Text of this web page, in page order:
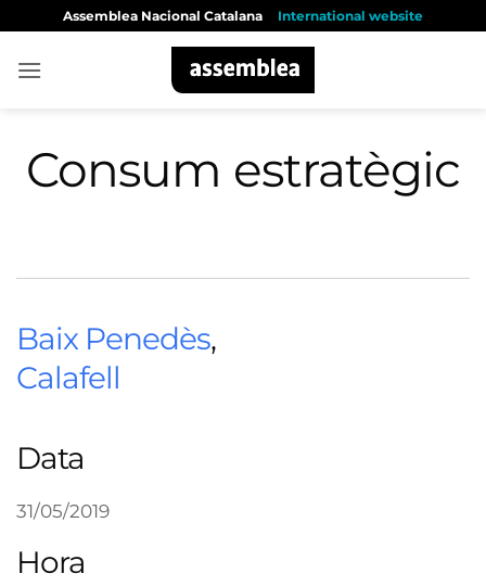
content
Assemblea Nacional Catalana International website
Consum estratègic
Baix Penedès,
Calafell
Data
31/05/2019
Hora